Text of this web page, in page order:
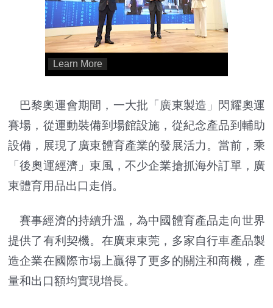
巴黎奧運會期間，一大批「廣東製造」閃耀奧運
賽場，從運動裝備到場館設施，從紀念產品到輔助
設備，展現了廣東體育產業的發展活力。當前，乘
「後奧運經濟」東風，不少企業搶抓海外訂單，廣
東體育用品出口走俏。
賽事經濟的持續升溫，為中國體育產品走向世界
提供了有利契機。在廣東東莞，多家自行車產品製
造企業在國際市場上贏得了更多的關注和商機，產
量和出口額均實現增長。